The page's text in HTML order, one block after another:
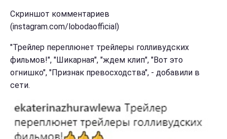
Скриншот комментариев
(instagram.com/lobodaofficial)
"Трейлер переплюнет трейлеры голливудских
фильмов!", "Шикарная", "ждем клип", "Вот это
огнишко", "Признак превосходства", - добавили в
сети.